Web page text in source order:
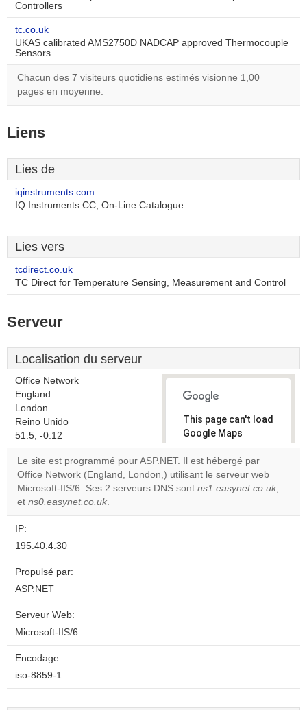
Controllers
tc.co.uk
UKAS calibrated AMS2750D NADCAP approved Thermocouple
Sensors
Chacun des 7 visiteurs quotidiens estimés visionne 1,00
pages en moyenne.
Liens
Lies de
iqinstruments.com
IQ Instruments CC, On-Line Catalogue
Lies vers
tcdirect.co.uk
TC Direct for Temperature Sensing, Measurement and Control
Serveur
Localisation du serveur
Office Network
England
London
Reino Unido
51.5, -0.12
This page can't load
Google Maps
correctly.
Do you
own this
OK
Le site est programmé pour ASP.NET. Il est hébergé par
Office Network (England, London,) utilisant le serveur web
Microsoft-IIS/6. Ses 2 serveurs DNS sont ns1.easynet.co.uk,
et ns0.easynet.co.uk.
IP:
195.40.4.30
Propulsé par:
ASP.NET
Serveur Web:
Microsoft-IIS/6
Encodage:
iso-8859-1